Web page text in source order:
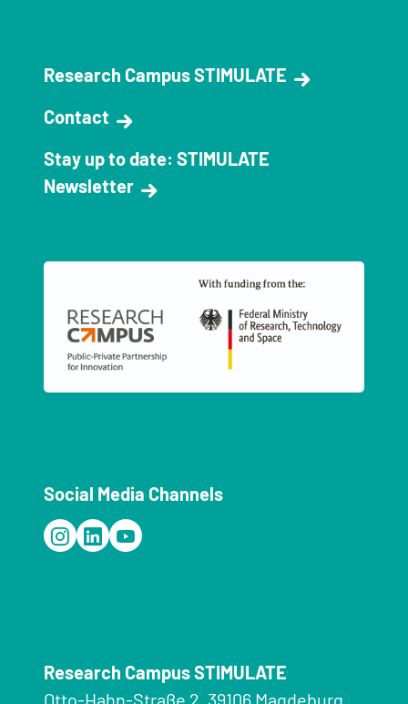
Research Campus STIMULATE
Contact
Stay up to date: STIMULATE
Newsletter
Social Media Channels
Research Campus STIMULATE